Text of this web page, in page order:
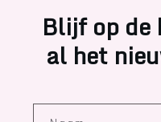
Blijf op de
al het